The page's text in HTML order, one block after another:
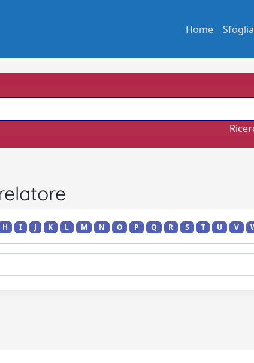
Home Sfoglia
H I J K L M N O P Q R S T U V